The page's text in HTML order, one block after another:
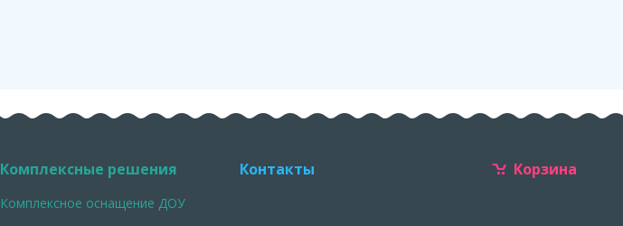
Комплексные решения
Комплексное оснащение ДОУ
Контакты Корзина